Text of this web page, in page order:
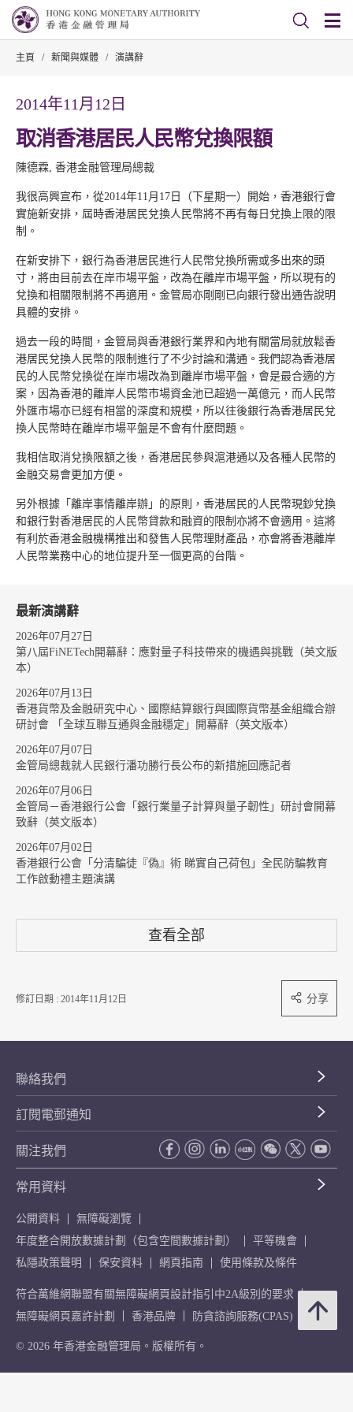
主頁 / 新聞與媒體 / 演講辭
2014年11月12日
取消香港居民人民幣兌換限額
陳德霖, 香港金融管理局總裁
我很高興宣布，從2014年11月17日（下星期一）開始，香港銀行會
實施新安排，屆時香港居民兌換人民幣將不再有每日兌換上限的限
制。
在新安排下，銀行為香港居民進行人民幣兌換所需或多出來的頭
寸，將由目前去在岸市場平盤，改為在離岸市場平盤，所以現有的
兌換和相關限制將不再適用。金管局亦剛剛已向銀行發出通告說明
具體的安排。
過去一段的時間，金管局與香港銀行業界和內地有關當局就放鬆香
港居民兌換人民幣的限制進行了不少討論和溝通。我們認為香港居
民的人民幣兌換從在岸市場改為到離岸市場平盤，會是最合適的方
案，因為香港的離岸人民幣市場資金池已超過一萬億元，而人民幣
外匯市場亦已經有相當的深度和規模，所以往後銀行為香港居民兌
換人民幣時在離岸市場平盤是不會有什麼問題。
我相信取消兌換限額之後，香港居民參與滬港通以及各種人民幣的
金融交易會更加方便。
另外根據「離岸事情離岸辦」的原則，香港居民的人民幣現鈔兌換
和銀行對香港居民的人民幣貸款和融資的限制亦將不會適用。這將
有利於香港金融機構推出和發售人民幣理財產品，亦會將香港離岸
人民幣業務中心的地位提升至一個更高的台階。
最新演講辭
2026年07月27日
第八屆FiNETech開幕辭：應對量子科技帶來的機遇與挑戰（英文版
本）
2026年07月13日
香港貨幣及金融研究中心、國際結算銀行與國際貨幣基金組織合辦
研討會 「全球互聯互通與金融穩定」開幕辭（英文版本）
2026年07月07日
金管局總裁就人民銀行潘功勝行長公布的新措施回應記者
2026年07月06日
金管局－香港銀行公會「銀行業量子計算與量子韌性」研討會開幕
致辭（英文版本）
2026年07月02日
香港銀行公會「分清騙徒『偽』術 睇實自己荷包」全民防騙教育
工作啟動禮主題演講
查看全部
修訂日期 : 2014年11月12日 分享
聯絡我們
訂閱電郵通知
關注我們
常用資料
公開資料
無障礙瀏覽
年度整合開放數據計劃（包含空間數據計劃）
平等機會
私隱政策聲明
保安資料 網頁指南 使用條款及條件
符合萬維網聯盟有關無障礙網頁設計指引中2A級別的要求
無障礙網頁嘉許計劃
香港品牌 防貪諮詢服務(CPAS)
© 2026 年香港金融管理局。版權所有。